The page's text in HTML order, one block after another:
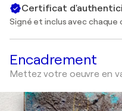
Certificat
Signé et inclus avec
Encadrement
Mettez votre oeuvre en